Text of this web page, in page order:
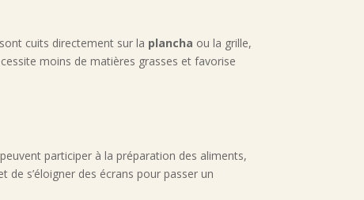
cuits directement sur la plancha ou la grille,
moins de matières grasses et favorise
participer à la préparation des aliments,
de s’éloigner des écrans pour passer un